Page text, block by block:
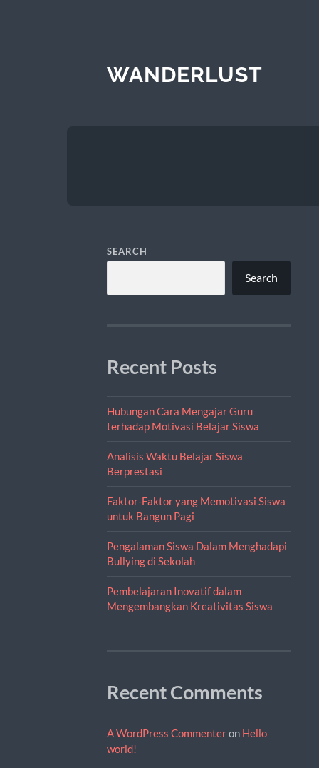
WANDERLUST
SEARCH
Search
Recent Posts
Hubungan Cara Mengajar Guru
terhadap Motivasi Belajar Siswa
Analisis Waktu Belajar Siswa
Berprestasi
Faktor-Faktor yang Memotivasi Siswa
untuk Bangun Pagi
Pengalaman Siswa Dalam Menghadapi
Bullying di Sekolah
Pembelajaran Inovatif dalam
Mengembangkan Kreativitas Siswa
Recent Comments
A WordPress Commenteron Hello
world!